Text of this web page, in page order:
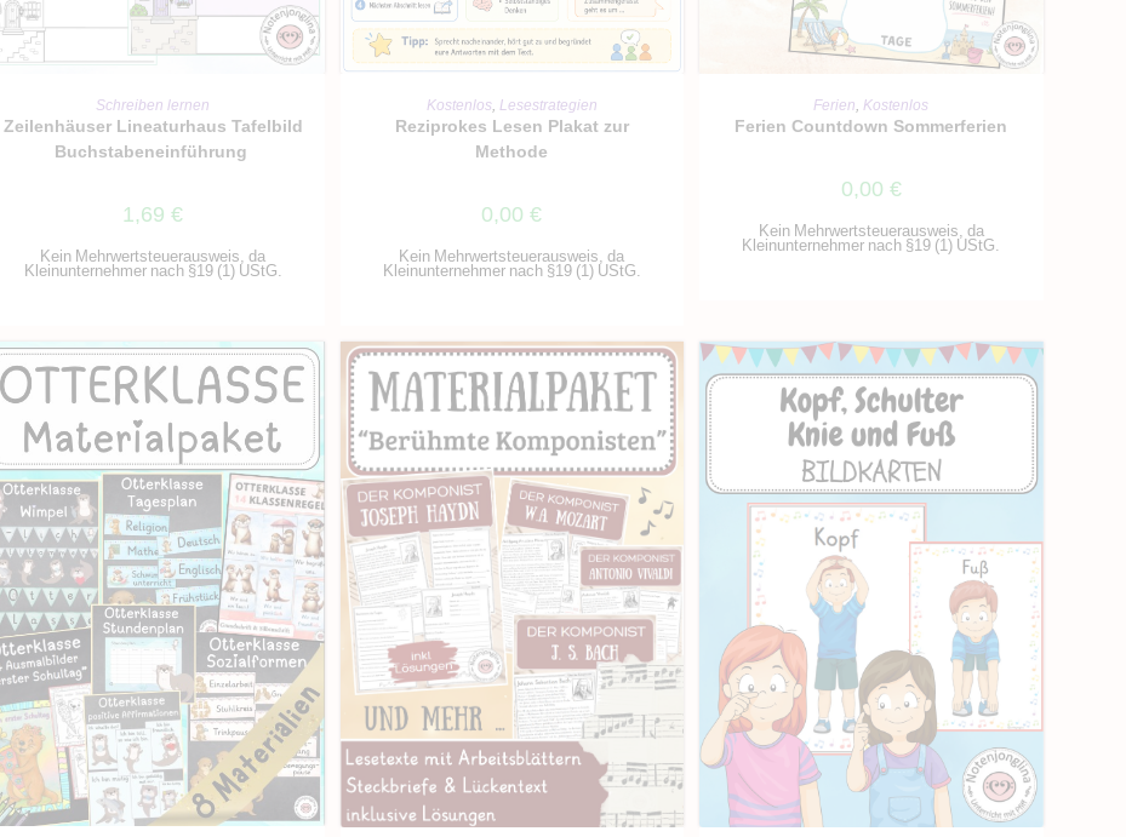
IN DEN WARENKORB
Schreiben lernen
Zeilenhäuser Lineaturhaus Tafelbild
Buchstabeneinführung
1,69€
Kein Mehrwertsteuerausweis, da
Kleinunternehmer nach §19 (1) UStG.
IN DEN WARENKORB
Kostenlos, Lesestrategien
Reziprokes Lesen Plakat zur
Methode
0,00€
Kein Mehrwertsteuerausweis, da
Kleinunternehmer nach §19 (1) UStG.
IN DEN WARENKORB
Ferien,Kostenlos
Ferien Countdown Sommerferien
0,00 €
Kein Mehrwertsteuerausweis, da
Kleinunternehmer nach §19 (1) UStG.